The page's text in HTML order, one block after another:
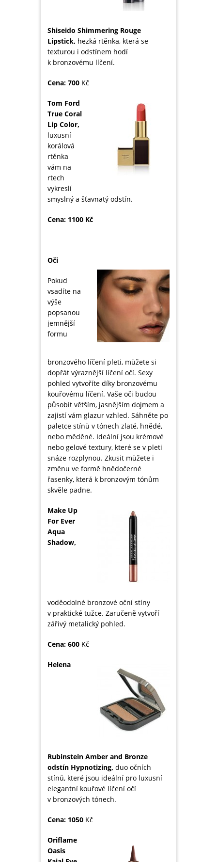
Shiseido Shimmering Rouge
Lipstick, hezká rtěnka, která se
texturou i odstínem hodí
k bronzovému líčení.
Cena: 700 Kč
Tom Ford
True Coral
Lip Color,
luxusní
korálová
rtěnka
vám na
rtech
vykreslí
smyslný a šťavnatý odstín.
Cena: 1100 Kč
Oči
Pokud
vsadíte na
výše
popsanou
jemnější
formu
bronzového líčení pleti, můžete si
dopřát výraznější líčení očí. Sexy
pohled vytvoříte díky bronzovému
kouřovému líčení. Vaše oči budou
působit větším, jasnějším dojmem a
zajistí vám glazur vzhled. Sáhněte po
paletce stínů v tónech zlaté, hnědé,
nebo měděné. Ideální jsou krémové
nebo gelové textury, které se v pleti
snáze rozplynou. Zkusit můžete i
změnu ve formě hnědočerné
řasenky, která k bronzovým tónům
skvěle padne.
Make Up
For Ever
Aqua
Shadow,
voděodolné bronzové oční stíny
v praktické tužce. Zaručeně vytvoří
zářivý metalický pohled.
Cena: 600 Kč
Helena
Rubinstein Amber and Bronze
odstín Hypnotizing, duo očních
stínů, které jsou ideální pro luxusní
elegantní kouřové líčení očí
v bronzových tónech.
Cena: 1050 Kč
Oriflame
Oasis